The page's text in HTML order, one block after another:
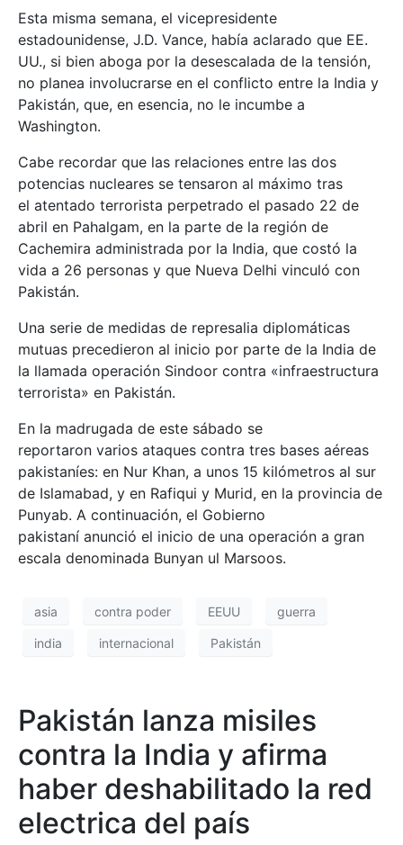
Esta misma semana, el vicepresidente
estadounidense, J.D. Vance, había aclarado que EE.
UU., si bien aboga por la desescalada de la tensión,
no planea involucrarse en el conflicto entre la India y
Pakistán, que, en esencia, no le incumbe a
Washington.
Cabe recordar que las relaciones entre las dos
potencias nucleares se tensaron al máximo tras
el atentado terrorista perpetrado el pasado 22 de
abril en Pahalgam, en la parte de la región de
Cachemira administrada por la India, que costó la
vida a 26 personas y que Nueva Delhi vinculó con
Pakistán.
Una serie de medidas de represalia diplomáticas
mutuas precedieron al inicio por parte de la India de
la llamada operación Sindoor contra «infraestructura
terrorista» en Pakistán.
En la madrugada de este sábado se
reportaron varios ataques contra tres bases aéreas
pakistaníes: en Nur Khan, a unos 15 kilómetros al sur
de Islamabad, y en Rafiqui y Murid, en la provincia de
Punyab. A continuación, el Gobierno
pakistaní anunció el inicio de una operación a gran
escala denominada Bunyan ul Marsoos.
asia contra poder EEUU guerra
india internacional Pakistán
Pakistán lanza misiles
contra la India y afirma
haber deshabilitado la red
electrica del país